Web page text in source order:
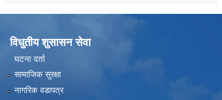
विधुतीय शुसासन सेवा
घटना दर्ता
सामाजिक सुरक्षा
नागरिक वडापत्र